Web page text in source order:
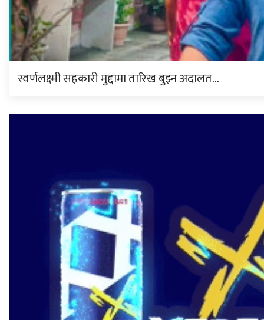
स्वर्णलक्ष्मी सहकारी मुद्दामा तारिख बुझ्न अदालत…